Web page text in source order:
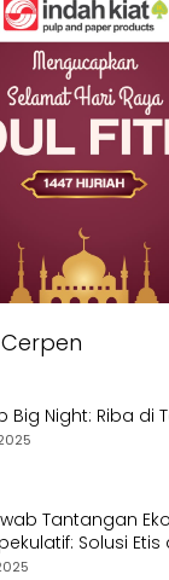
Big Night: Riba di
Tantangan
Solusi